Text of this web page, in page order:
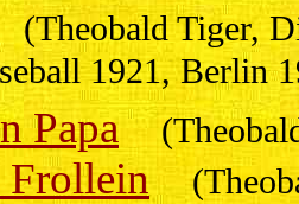
(Theobald Tiger,
1921, Berlin
Papa